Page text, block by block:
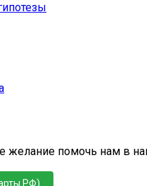
помочь нам в
РФ)